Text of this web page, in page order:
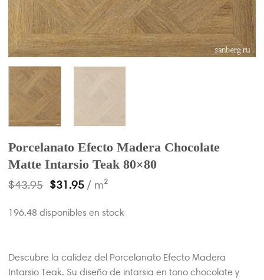
Porcelanato Efecto Madera Chocolate
Matte Intarsio Teak 80×80
$43.95 $31.95 / m²
196.48 disponibles en stock
Descubre la calidez del Porcelanato Efecto Madera
Intarsio Teak. Su diseño de intarsia en tono chocolate y